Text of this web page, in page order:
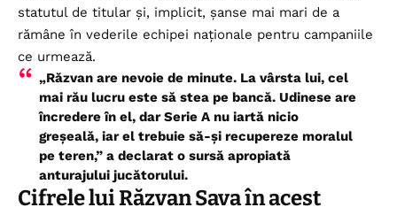
statutul de titular și, implicit, șanse mai mari de a
rămâne în vederile echipei naționale pentru campaniile
ce urmează.
„Răzvan are nevoie de minute. La vârsta lui, cel
mai rău lucru este să stea pe bancă. Udinese are
încredere în el, dar Serie A nu iartă nicio
greșeală, iar el trebuie să-și recupereze moralul
pe teren,” a declarat o sursă apropiată
anturajului jucătorului.
Cifrele lui Răzvan Sava în acest